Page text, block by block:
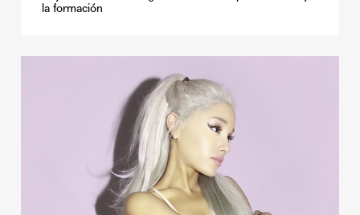
la formación